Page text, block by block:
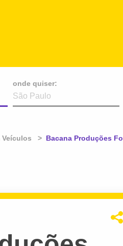
onde quiser:
Veículos Atual:
Bacana Produções